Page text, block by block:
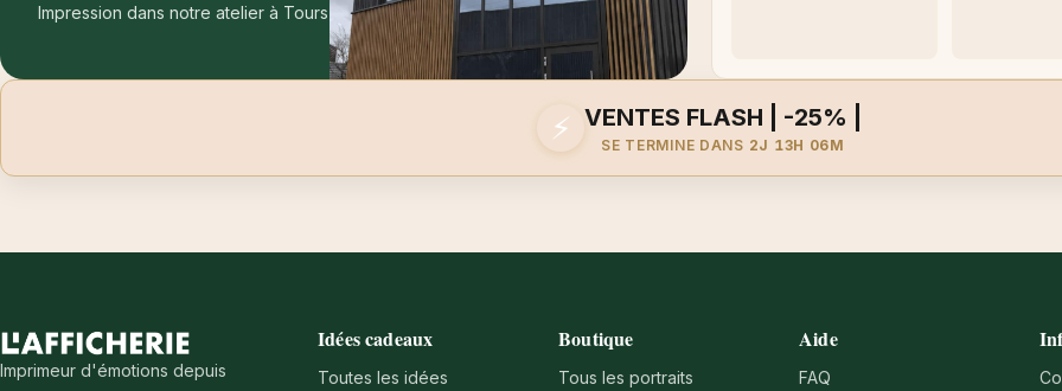
Impression dans notre atelier à Tours
⚡ VENTES FLASH | -25% |
SE TERMINE DANS 2J 13H 06M
Imprimeur d'émotions depuis
Idées cadeaux
Toutes les idées
Boutique
Tous les portraits
Aide
FAQ